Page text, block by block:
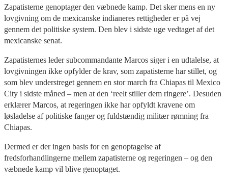
Zapatisterne genoptager den væbnede kamp. Det sker mens en ny
lovgivning om de mexicanske indianeres rettigheder er på vej
gennem det politiske system. Den blev i sidste uge vedtaget af det
mexicanske senat.
Zapatisternes leder subcommandante Marcos siger i en udtalelse, at
lovgivningen ikke opfylder de krav, som zapatisterne har stillet, og
som blev understreget gennem en stor march fra Chiapas til Mexico
City i sidste måned – men at den ‘reelt stiller dem ringere’. Desuden
erklærer Marcos, at regeringen ikke har opfyldt kravene om
løsladelse af politiske fanger og fuldstændig militær rømning fra
Chiapas.
Dermed er der ingen basis for en genoptagelse af
fredsforhandlingerne mellem zapatisterne og regeringen – og den
væbnede kamp vil blive genoptaget.